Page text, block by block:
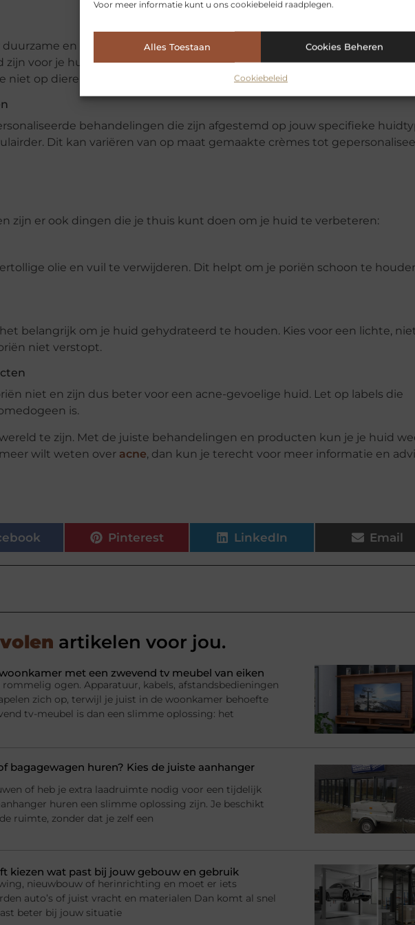
Voor meer informatie kunt u ons cookiebeleid raadplegen.
Alles Toestaan Cookies Beheren
Cookiebeleid
en ethisch verantwoorde huidverzorgingsproducten. Dit
voor je huid, maar ook voor de planeet. Denk aan producten die vrij
niet op dieren zijn getest.
behandelingen die zijn afgestemd op jouw specifieke
Dit kan variëren van op maat gemaakte crèmes tot
zijn er ook dingen die je thuis kunt doen om je huid te verbeteren:
olie en vuil te verwijderen. Dit helpt om je poriën schoon te
belangrijk om je huid gehydrateerd te houden. Kies voor een lichte,
niet verstopt.
niet en zijn dus beter voor een acne-gevoelige huid. Let op labels die
is.
te zijn. Met de juiste behandelingen en producten kun je je huid
wilt weten over acne, dan kun je terecht voor meer informatie en
Pinterest LinkedIn Email
artikelen voor jou.
met een zwevend tv meubel van eiken
rommelig ogen. Apparatuur, kabels, afstandsbedieningen
zich op, terwijl je juist in de woonkamer behoefte
tv-meubel is dan een slimme oplossing: het
bagagewagen huren? Kies de juiste aanhanger
of heb je extra laadruimte nodig voor een tijdelijk
huren een slimme oplossing zijn. Je beschikt
ruimte, zonder dat je zelf een
kiezen wat past bij jouw gebouw en gebruik
nieuwbouw of herinrichting en moet er iets
auto’s of juist vracht en materialen Dan komt al snel
beter bij jouw situatie